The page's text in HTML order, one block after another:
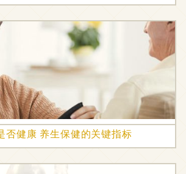
否健康 养生保健的关键指标